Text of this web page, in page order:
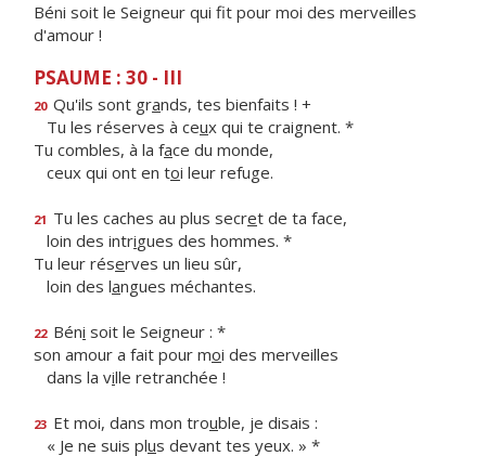
Béni soit le Seigneur qui fit pour moi des merveilles
d'amour !
PSAUME : 30 - III
20 Qu'ils sont grands, tes bienfaits ! +
Tu les réserves à ceux qui te craignent. *
Tu combles, à la face du monde,
ceux qui ont en toi leur refuge.
21 Tu les caches au plus secret de ta face,
loin des intrigues des hommes. *
Tu leur réserves un lieu sûr,
loin des langues méchantes.
22 Béni soit le Seigneur : *
son amour a fait pour moi des merveilles
dans la ville retranchée !
23 Et moi, dans mon trouble, je disais :
« Je ne suis plus devant tes yeux. » *